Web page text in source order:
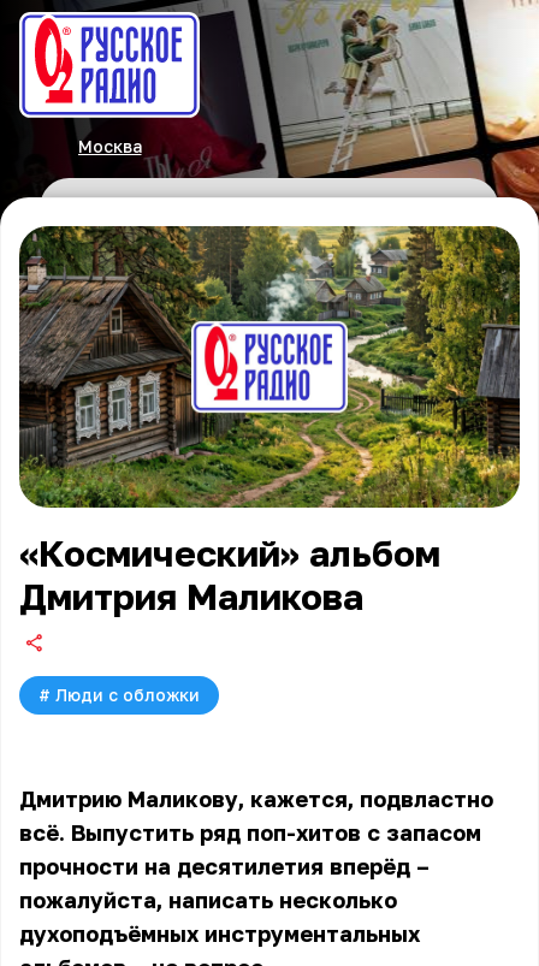
Москва
«Космический» альбом
Дмитрия Маликова
# Люди с обложки
Дмитрию Маликову, кажется, подвластно
всё. Выпустить ряд поп-хитов с запасом
прочности на десятилетия вперёд –
пожалуйста, написать несколько
духоподъёмных инструментальных